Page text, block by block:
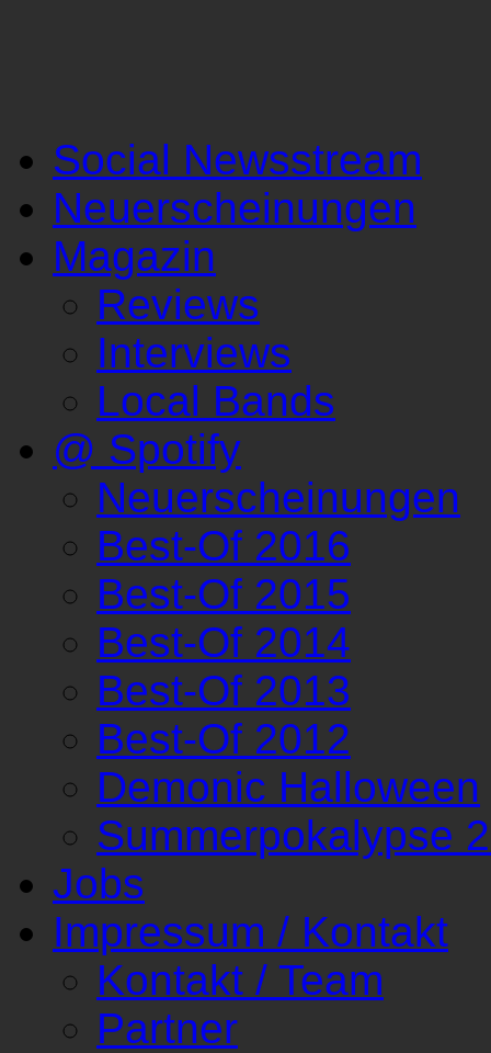
Social Newsstream
Neuerscheinungen
Magazin
Reviews
Interviews
Local Bands
@ Spotify
Neuerscheinungen
Best-Of 2016
Best-Of 2015
Best-Of 2014
Best-Of 2013
Best-Of 2012
Demonic Halloween
Summerpokalypse
Jobs
Impressum / Kontakt
Kontakt / Team
Partner